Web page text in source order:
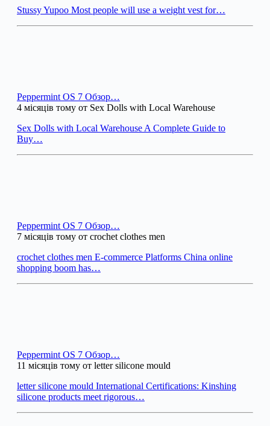
Stussy Yupoo Most people will use a weight vest for…
Peppermint OS 7 Обзор…
4 місяців тому от Sex Dolls with Local Warehouse
Sex Dolls with Local Warehouse A Complete Guide to
Buy…
Peppermint OS 7 Обзор…
7 місяців тому от crochet clothes men
crochet clothes men E-commerce Platforms China online
shopping boom has…
Peppermint OS 7 Обзор…
11 місяців тому от letter silicone mould
letter silicone mould International Certifications: Kinshing
silicone products meet rigorous…